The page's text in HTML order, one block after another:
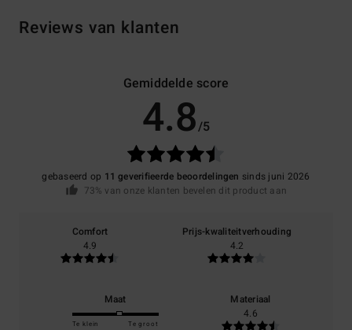
Reviews van klanten
Gemiddelde score
4.8/5
gebaseerd op 11 geverifieerde beoordelingen sinds juni 2026
73% van onze klanten bevelen dit product aan
Comfort
4.9
Prijs-kwaliteitverhouding
4.2
Maat
Te klein Te groot
Materiaal
4.6